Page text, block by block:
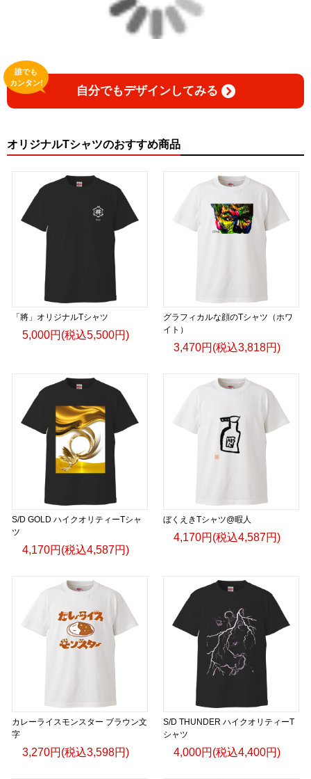
自分でもデザインしてみる
誰でも
カンタン!
オリジナルTシャツのおすすめ商品
「將」オリジナルTシャツ
5,000円(税込5,500円)
グラフィカルな顔のTシャツ（ホワ
イト）
3,470円(税込3,818円)
S/D GOLD ハイクオリティーTシャ
ツ
4,170円(税込4,587円)
ぼくえきTシャツ@暇人
4,170円(税込4,587円)
カレーライスモンスター ブラウン文
字
3,270円(税込3,598円)
S/D THUNDER ハイクオリティーT
シャツ
4,000円(税込4,400円)